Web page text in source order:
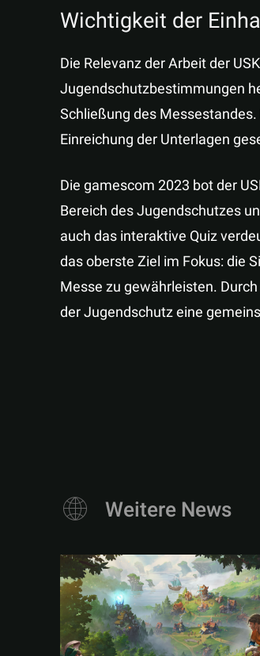
Wichtigkeit der
Die Relevanz der Arbeit der
Jugendschutzbestimmungen
Schließung des
Einreichung der Unterlagen
Die gamescom 2023 bot der
Bereich des Jugendschutzes
auch das interaktive Quiz
das oberste Ziel im Fokus: die
Messe zu gewährleisten.
der Jugendschutz eine
Weitere News